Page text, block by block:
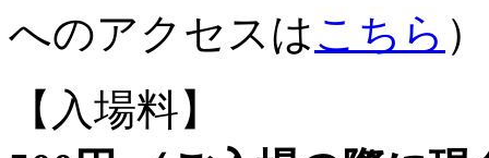
へのアクセスはこちら ）
【入場料】